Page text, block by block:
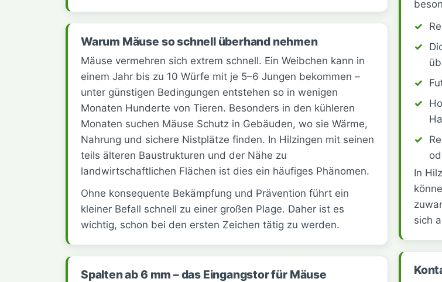
Warum Mäuse so schnell überhand nehmen
Mäuse vermehren sich extrem schnell. Ein Weibchen kann in
einem Jahr bis zu 10 Würfe mit je 5–6 Jungen bekommen –
unter günstigen Bedingungen entstehen so in wenigen
Monaten Hunderte von Tieren. Besonders in den kühleren
Monaten suchen Mäuse Schutz in Gebäuden, wo sie Wärme,
Nahrung und sichere Nistplätze finden. In Hilzingen mit seinen
teils älteren Baustrukturen und der Nähe zu
landwirtschaftlichen Flächen ist dies ein häufiges Phänomen.
Ohne konsequente Bekämpfung und Prävention führt ein
kleiner Befall schnell zu einer großen Plage. Daher ist es
wichtig, schon bei den ersten Zeichen tätig zu werden.
Spalten ab 6 mm – das Eingangstor für Mäuse
In
sich